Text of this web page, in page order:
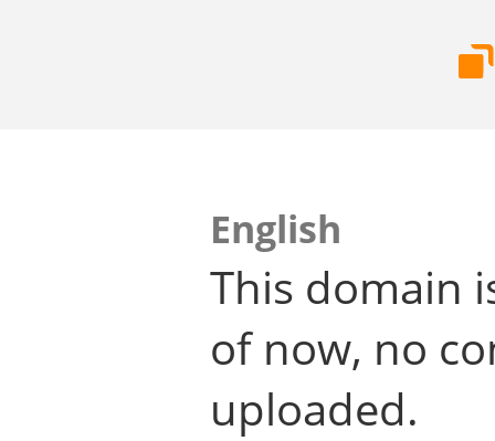
English
This domain
of now, no
uploaded.